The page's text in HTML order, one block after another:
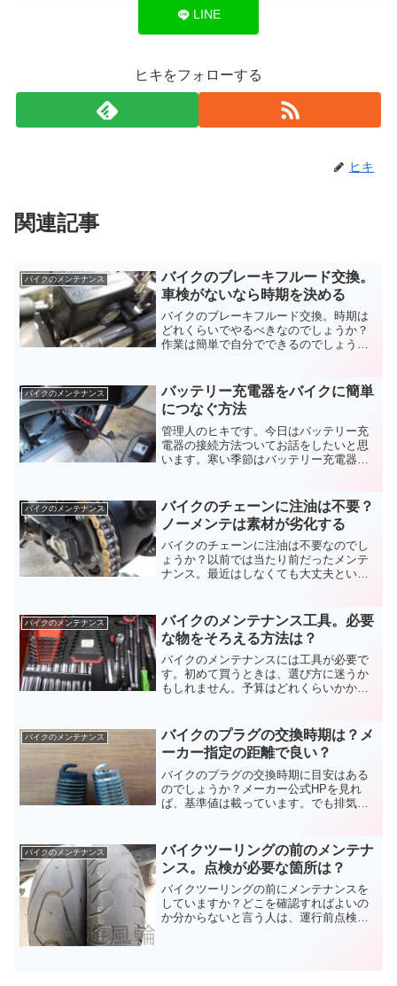
LINE
ヒキをフォローする
ヒキ
関連記事
バイクのメンテナンス
バイクのブレーキフルード交換。
車検がないなら時期を決める
バイクのブレーキフルード交換。時期は
どれくらいでやるべきなのでしょうか？
作業は簡単で自分でできるのでしょう
ません。安全に関わるバイクのブレーキ
フルード交換についてお伝えします。
バイクのメンテナンス
バッテリー充電器をバイクに簡単
につなぐ方法
管理人のヒキです。今日はバッテリー充
電器の接続方法ついてお話をしたいと思
います。寒い季節はバッテリー充電器を
ら良いですが。工具を使わないとバッテ
リーが見られない。そんな...
バイクのメンテナンス
バイクのチェーンに注油は不要？
ノーメンテは素材が劣化する
バイクのチェーンに注油は不要なのでし
ょうか？以前では当たり前だったメンテ
ナンス。最近はしなくても大丈夫という
で錆びもない。正論に思えるバイクチェ
ーンに注油は不要論を検証します。
バイクのメンテナンス
バイクのメンテナンス工具。必要
な物をそろえる方法は？
バイクのメンテナンスには工具が必要で
す。初めて買うときは、選び方に迷うか
もしれません。予算はどれくらいかかる
ーカー純正品。参考にしながらバイクの
メンテナンス工具を揃えましょう。
バイクのメンテナンス
バイクのプラグの交換時期は？メ
ーカー指定の距離で良い？
バイクのプラグの交換時期に目安はある
のでしょうか？メーカー公式HPを見れ
ば、基準値は載っています。でも排気量
比較しながら、バイクのプラグの交換時
期について考えてみます。
バイクのメンテナンス
バイクツーリングの前のメンテナ
ンス。点検が必要な箇所は？
バイクツーリングの前にメンテナンスを
していますか？どこを確認すればよいの
か分からないと言う人は、運行前点検の